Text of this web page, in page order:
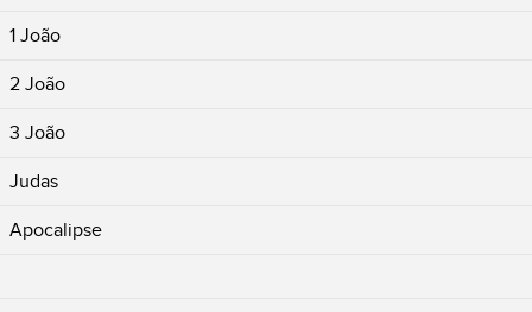
1 João
2 João
3 João
Judas
Apocalipse